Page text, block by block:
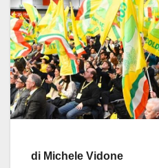
di Michele Vidone